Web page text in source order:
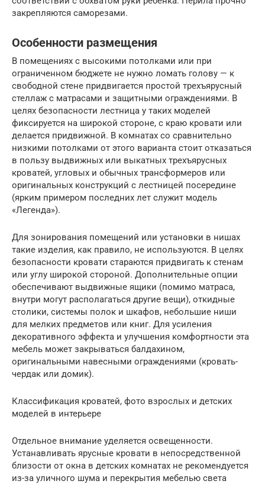
закрепляются саморезами.
Особенности размещения
В помещениях с высокими потолками или при
ограниченном бюджете не нужно ломать голову — к
свободной стене придвигается простой трехъярусный
стеллаж с матрасами и защитными ограждениями. В
целях безопасности лестница у таких моделей
фиксируется на широкой стороне, с краю кровати или
делается придвижной. В комнатах со сравнительно
низкими потолками от этого варианта стоит отказаться
в пользу выдвижных или выкатных трехъярусных
кроватей, угловых и обычных трансформеров или
оригинальных конструкций с лестницей посередине
(ярким примером последних лет служит модель
«Легенда»).
Для зонирования помещений или установки в нишах
такие изделия, как правило, не используются. В целях
безопасности кровати стараются придвигать к стенам
или углу широкой стороной. Дополнительные опции
обеспечивают выдвижные ящики (помимо матраса,
внутри могут располагаться другие вещи), откидные
столики, системы полок и шкафов, небольшие ниши
для мелких предметов или книг. Для усиления
декоративного эффекта и улучшения комфортности эта
мебель может закрываться балдахином,
оригинальными навесными ограждениями (кровать-
чердак или домик).
Классификация кроватей, фото взрослых и детских
моделей в интерьере
Отдельное внимание уделяется освещенности.
Устанавливать ярусные кровати в непосредственной
близости от окна в детских комнатах не рекомендуется
из-за уличного шума и перекрытия мебелью света